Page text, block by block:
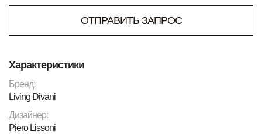
ОТПРАВИТЬ ЗАПРОС
Характеристики
Бренд:
Living Divani
Дизайнер:
Piero Lissoni